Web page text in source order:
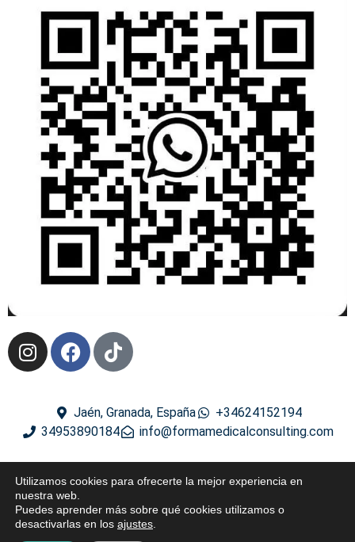
Jaén, Granada, España
+34624152194
34953890184
info@formamedicalconsulting.com
2024 ® Derechos reservados
Diseñado por
Utilizamos cookies para ofrecerte la mejor experiencia en
nuestra web.
Puedes aprender más sobre qué cookies utilizamos o
desactivarlas en los ajustes